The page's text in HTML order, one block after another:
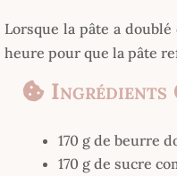
Lorsque la pâte a
heure pour que la pâte
Ingrédients
170 g de beurre
170 g de sucre